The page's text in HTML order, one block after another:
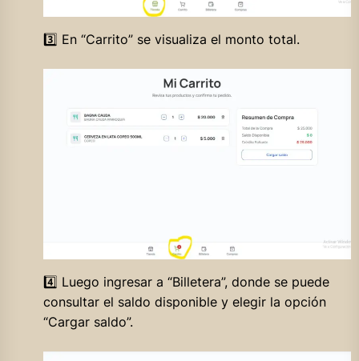
3️⃣ En “Carrito” se visualiza el monto total.
4️⃣ Luego ingresar a “Billetera”, donde se puede
consultar el saldo disponible y elegir la opción
“Cargar saldo”.